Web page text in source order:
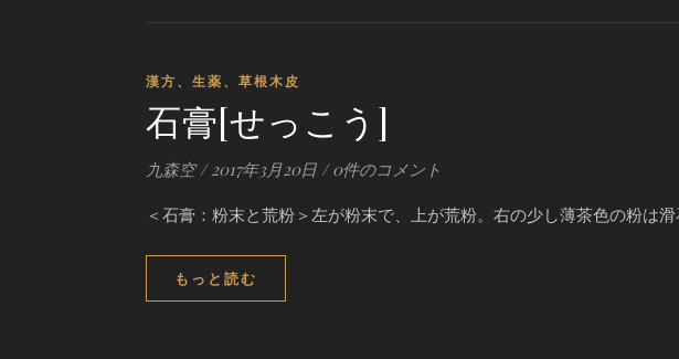
漢方、生薬、草根木皮
石膏[せっこう]
九森空 / 2017年3月20日 / 0件のコメント
＜石膏：粉末と荒粉＞左が粉末で、上が荒粉。右の少し薄茶色の粉は
もっと読む